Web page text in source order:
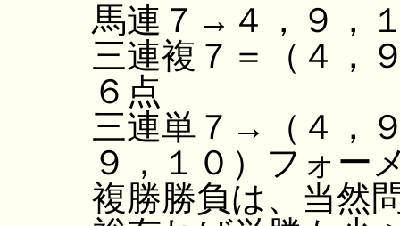
馬連７→４，９，
三連複７＝（４，
６点
三連単７→（４，
９，１０）フォー
複勝勝負は、当然